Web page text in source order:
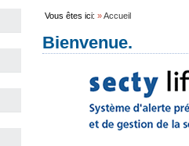
Vous êtes ici: »Accueil
Bienvenue.